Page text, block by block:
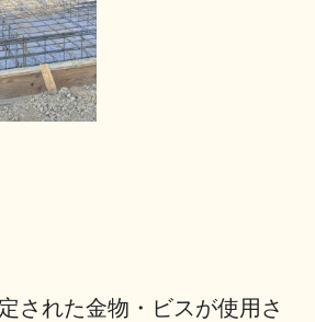
された金物・ビスが使用さ